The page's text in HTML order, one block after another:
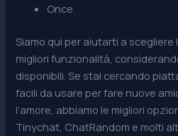
Once.
Siamo qui per aiutarti a
migliori funzionalità,
disponibili. Se stai cercando
facili da usare per fare nuove
l’amore, abbiamo le migliori
Tinychat, ChatRandom e molti